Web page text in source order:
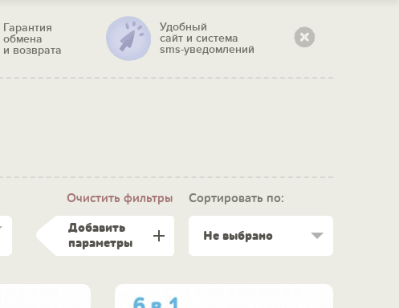
Гарантия
обмена
и возврата
Удобный
сайт и система
sms-уведомлений
Очистить фильтры Сортировать по:
Добавить
параметры
Не выбрано